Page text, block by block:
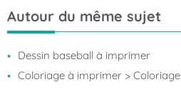
Autour du même sujet
Dessin baseball à imprimer
Coloriage à imprimer > Coloriage